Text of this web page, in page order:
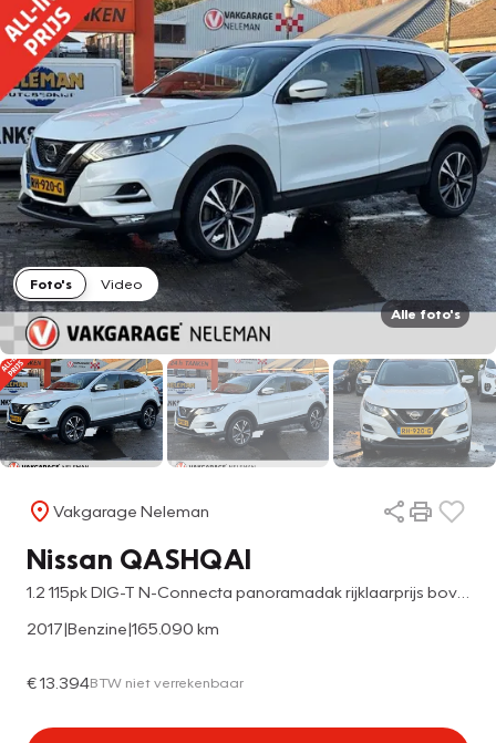
Foto's
Video
Alle foto's
Vakgarage Neleman
Nissan QASHQAI
2017|Benzine|165.090 km
€ 13.394BTW niet verrekenbaar